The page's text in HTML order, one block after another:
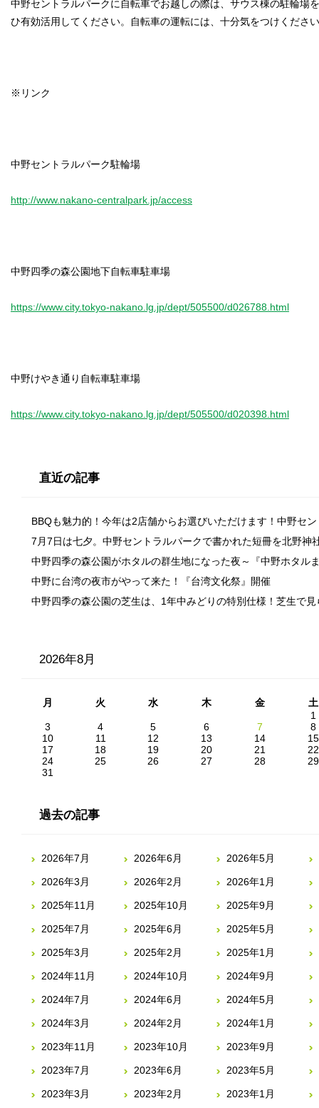
中野セントラルパークに自転車でお越しの際は、サウス棟の駐輪場
ひ有効活用してください。自転車の運転には、十分気をつけくださ
※リンク
中野セントラルパーク駐輪場
http://www.nakano-centralpark.jp/access
中野四季の森公園地下自転車駐車場
https://www.city.tokyo-nakano.lg.jp/dept/505500/d026788.html
中野けやき通り自転車駐車場
https://www.city.tokyo-nakano.lg.jp/dept/505500/d020398.html
直近の記事
BBQも魅力的！今年は2店舗からお選びいただけます！中野セ
7月7日は七夕。中野セントラルパークで書かれた短冊を北野神
中野四季の森公園がホタルの群生地になった夜～『中野ホタル
中野に台湾の夜市がやって来た！『台湾文化祭』開催
中野四季の森公園の芝生は、1年中みどりの特別仕様！芝生で
2026年8月
月 火 水 木 金
土
1
3
4 5 6 7
8
10
11 12 13 14
15
17
18 19 20 21
22
24
25 26 27 28
29
31
過去の記事
2026年7月 2026年6月 2026年5月
2026年3月 2026年2月 2026年1月
2025年11月 2025年10月 2025年9月
2025年7月 2025年6月 2025年5月
2025年3月 2025年2月 2025年1月
2024年11月 2024年10月 2024年9月
2024年7月 2024年6月 2024年5月
2024年3月 2024年2月 2024年1月
2023年11月 2023年10月 2023年9月
2023年7月 2023年6月 2023年5月
2023年3月 2023年2月 2023年1月